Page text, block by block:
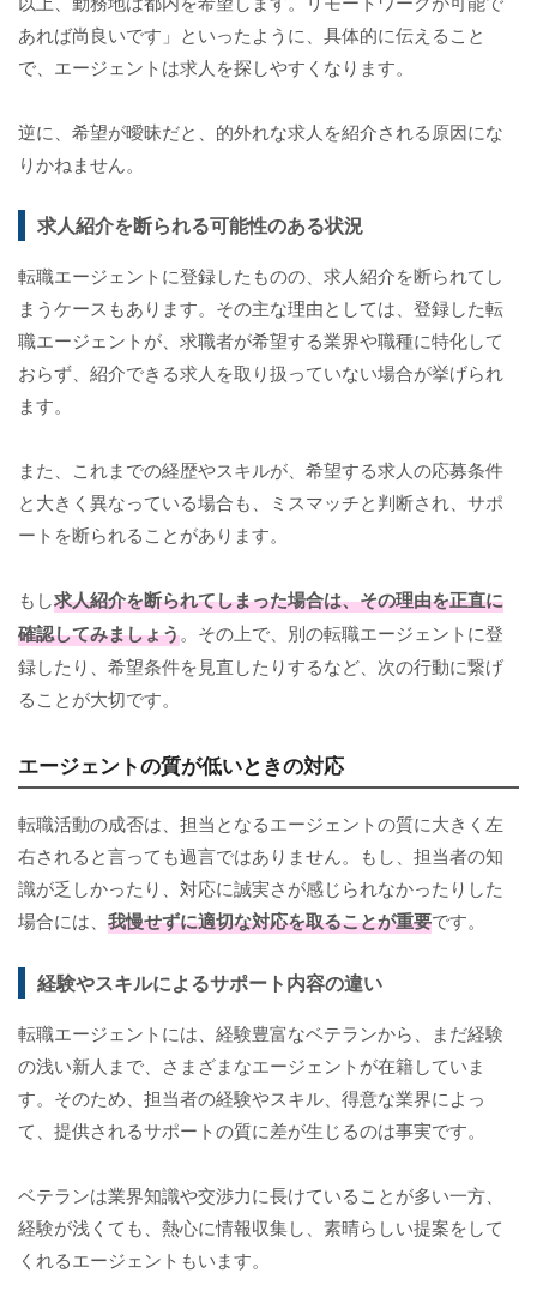
あれば尚良いです」といったように、具体的に伝えること
で、エージェントは求人を探しやすくなります。
逆に、希望が曖昧だと、的外れな求人を紹介される原因にな
りかねません。
求人紹介を断られる可能性のある状況
転職エージェントに登録したものの、求人紹介を断られてし
まうケースもあります。その主な理由としては、登録した転
職エージェントが、求職者が希望する業界や職種に特化して
おらず、紹介できる求人を取り扱っていない場合が挙げられ
ます。
また、これまでの経歴やスキルが、希望する求人の応募条件
と大きく異なっている場合も、ミスマッチと判断され、サポ
ートを断られることがあります。
もし求人紹介を断られてしまった場合は、その理由を正直に
確認してみましょう。その上で、別の転職エージェントに登
録したり、希望条件を見直したりするなど、次の行動に繋げ
ることが大切です。
エージェントの質が低いときの対応
転職活動の成否は、担当となるエージェントの質に大きく左
右されると言っても過言ではありません。もし、担当者の知
識が乏しかったり、対応に誠実さが感じられなかったりした
場合には、 我慢せずに適切な対応を取ることが重要です。
経験やスキルによるサポート内容の違い
転職エージェントには、経験豊富なベテランから、まだ経験
の浅い新人まで、さまざまなエージェントが在籍していま
す。そのため、担当者の経験やスキル、得意な業界によっ
て、提供されるサポートの質に差が生じるのは事実です。
ベテランは業界知識や交渉力に長けていることが多い一方、
経験が浅くても、熱心に情報収集し、素晴らしい提案をして
くれるエージェントもいます。